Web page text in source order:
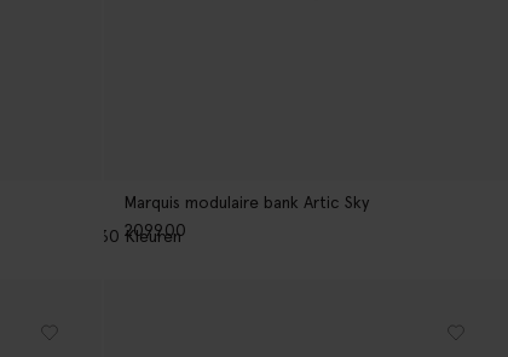
Marquis modulaire bank Artic Sky
2099.00
30 Kleuren